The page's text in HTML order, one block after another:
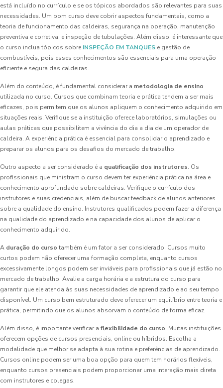
está incluído no currículo e se os tópicos abordados são relevantes para suas
necessidades. Um bom curso deve cobrir aspectos fundamentais, como a
teoria de funcionamento das caldeiras, segurança na operação, manutenção
preventiva e corretiva, e inspeção de tubulações. Além disso, é interessante que
o curso inclua tópicos sobre INSPEÇÃO EM TANQUES e gestão de
combustíveis, pois esses conhecimentos são essenciais para uma operação
eficiente e segura das caldeiras.
Além do conteúdo, é fundamental considerar a metodologia de ensino
utilizada no curso. Cursos que combinam teoria e prática tendem a ser mais
eficazes, pois permitem que os alunos apliquem o conhecimento adquirido em
situações reais. Verifique se a instituição oferece laboratórios, simulações ou
aulas práticas que possibilitem a vivência do dia a dia de um operador de
caldeira. A experiência prática é essencial para consolidar o aprendizado e
preparar os alunos para os desafios do mercado de trabalho.
Outro aspecto a ser considerado é a qualificação dos instrutores. Os
profissionais que ministram o curso devem ter experiência prática na área e
conhecimento aprofundado sobre caldeiras. Verifique o currículo dos
instrutores e suas credenciais, além de buscar feedback de alunos anteriores
sobre a qualidade do ensino. Instrutores qualificados podem fazer a diferença
na qualidade do aprendizado e na capacidade dos alunos de aplicar o
conhecimento adquirido.
A duração do curso também é um fator a ser considerado. Cursos muito
curtos podem não oferecer uma formação completa, enquanto cursos
excessivamente longos podem ser inviáveis para profissionais que já estão no
mercado de trabalho. Avalie a carga horária e a estrutura do curso para
garantir que ele atenda às suas necessidades de aprendizado e ao seu tempo
disponível. Um curso bem estruturado deve oferecer um equilíbrio entre teoria e
prática, permitindo que os alunos absorvam o conteúdo de forma eficaz.
Além disso, é importante verificar a flexibilidade do curso. Muitas instituições
oferecem opções de cursos presenciais, online ou híbridos. Escolha a
modalidade que melhor se adapta à sua rotina e preferências de aprendizado.
Cursos online podem ser uma boa opção para quem tem horários flexíveis,
enquanto cursos presenciais podem proporcionar uma interação mais direta
com instrutores e colegas.